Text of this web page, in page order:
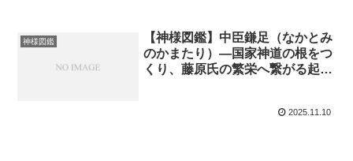
神様図鑑
【神様図鑑】中臣鎌足（なかとみ
のかまたり）―国家神道の根をつ
くり、藤原氏の繁栄へ繋がる起点
2025.11.10